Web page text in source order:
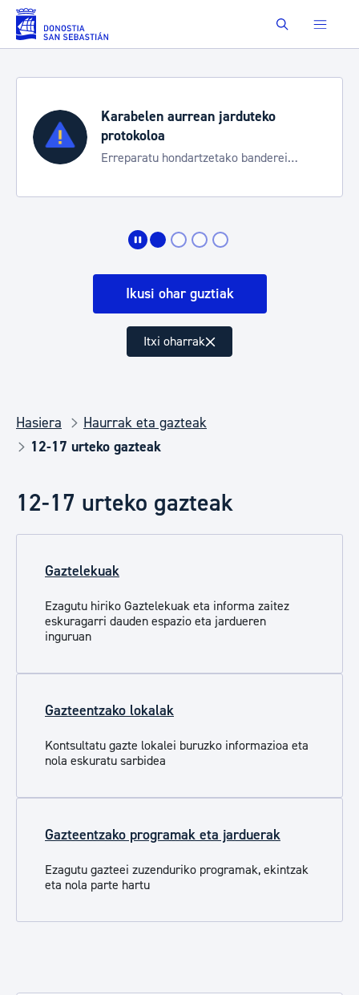
Eduki nagusira joan Buscar
Karabelen aurrean jarduteko
protokoloa
Erreparatu hondartzetako banderei
Ikusi ohar guztiak
Itxi oharrak
Hasiera
Haurrak eta gazteak
12-17 urteko gazteak
12-17 urteko gazteak
Gaztelekuak
Ezagutu hiriko Gaztelekuak eta informa zaitez
eskuragarri dauden espazio eta jardueren
inguruan
Gazteentzako lokalak
Kontsultatu gazte lokalei buruzko informazioa eta
nola eskuratu sarbidea
Gazteentzako programak eta jarduerak
Ezagutu gazteei zuzenduriko programak, ekintzak
eta nola parte hartu